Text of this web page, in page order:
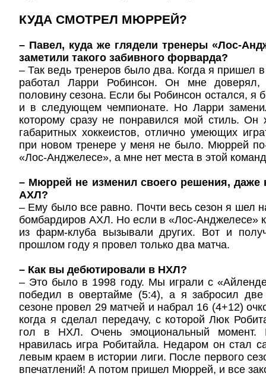
КУДА СМОТРЕЛ МЮРРЕЙ?
– Павел, куда же глядели тренеры «Лос-
заметили такого забивного форварда?
– Так ведь тренеров было два. Когда я пришел
работал Ларри Робинсон. Он мне
половину сезона. Если бы Робинсон остался, я
и в следующем чемпионате. Но Ларри
которому сразу не понравился мой стиль. Он
габаритных хоккеистов, отлично умеющих
при новом тренере у меня не было. Мюррей
«Лос-Анджелесе», а мне нет места в этой
– Мюррей не изменил своего решения, даже
АХЛ?
– Ему было все равно. Почти весь сезон я шел
бомбардиров АХЛ. Но если в «Лос-Анджелесе»
из фарм-клуба вызывали других. Вот и
прошлом году я провел только два матча.
– Как вы дебютировали в НХЛ?
– Это было в 1998 году. Мы играли с
победил в овертайме (5:4), а я забросил
сезоне провел 29 матчей и набрал 16 (4+12)
когда я сделал передачу, с которой Люк
гол в НХЛ. Очень эмоциональный
нравилась игра Робитайла. Недаром он стал
левым краем в истории лиги. После первого
впечатлений! А потом пришел Мюррей, и все